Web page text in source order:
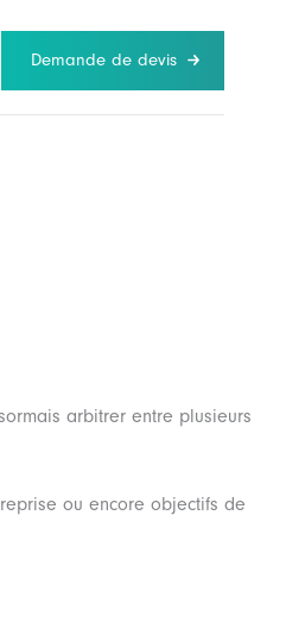
Demande de devis
arbitrer entre plusieurs
ou encore objectifs de